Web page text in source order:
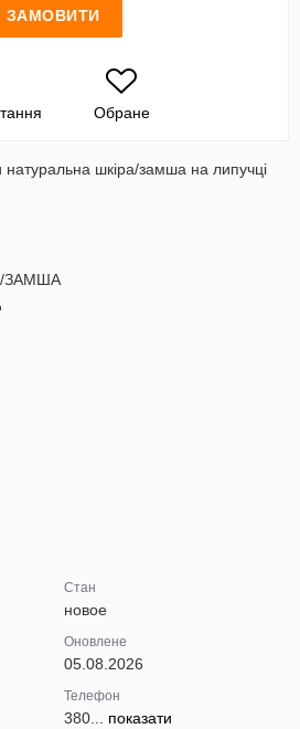
ЗАМОВИТИ
Обране
натуральна шкіра/замша на липучці
ЗАМША
Стан
новое
Оновлене
05.08.2026
Телефон
380... показати